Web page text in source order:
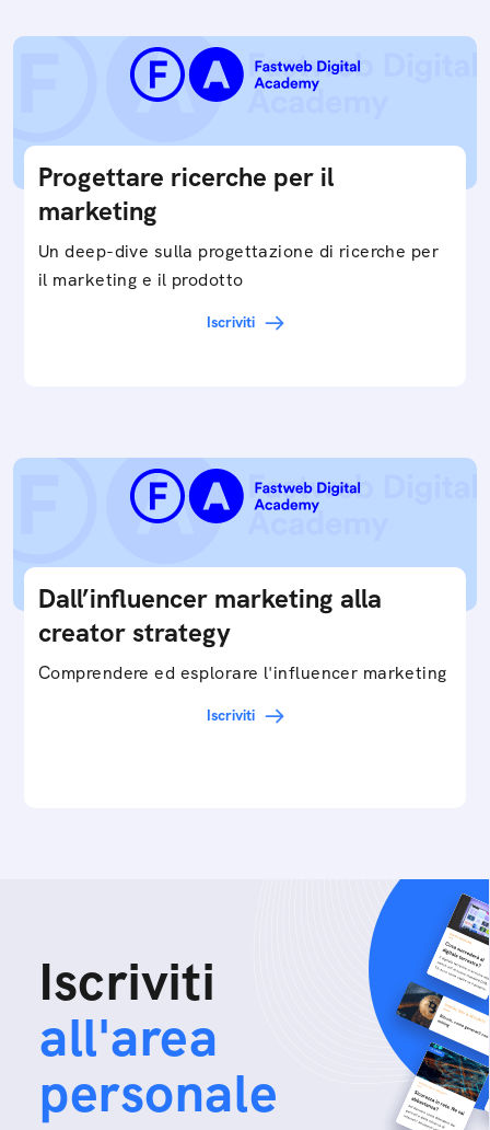
Progettare ricerche per il
marketing
Un deep-dive sulla progettazione di ricerche per
il marketing e il prodotto
Iscriviti
Dall’influencer marketing alla
creator strategy
Comprendere ed esplorare l'influencer marketing
Iscriviti
Iscriviti
all'area
personale